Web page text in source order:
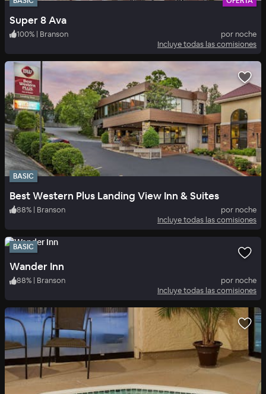
Super 8 Ava
100% | Branson
por noche
Incluye todas las comisiones
BASIC
Best Western Plus Landing View Inn & Suites
88% | Branson
por noche
Incluye todas las comisiones
BASIC
Wander Inn
88% | Branson
por noche
Incluye todas las comisiones